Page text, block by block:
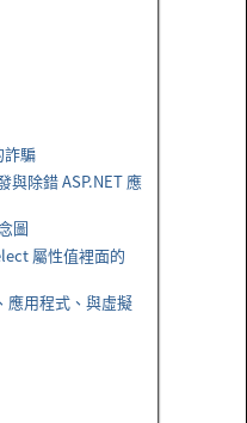
詐騙
與除錯 ASP.NET 應
圖
屬性值裡面的
應用程式、與虛擬